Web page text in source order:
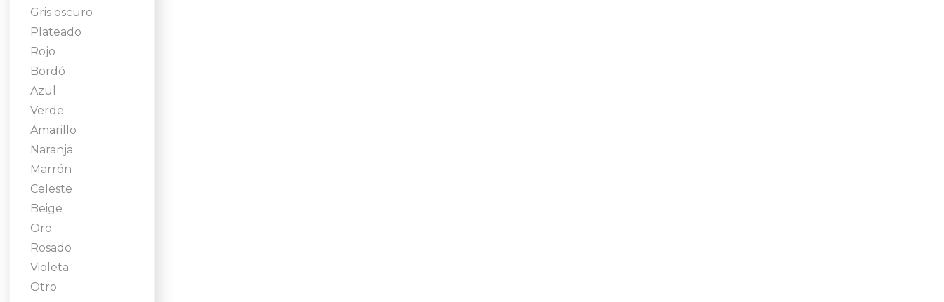
Gris oscuro
Plateado
Rojo
Bordó
Azul
Verde
Amarillo
Naranja
Marrón
Celeste
Beige
Oro
Rosado
Violeta
Otro